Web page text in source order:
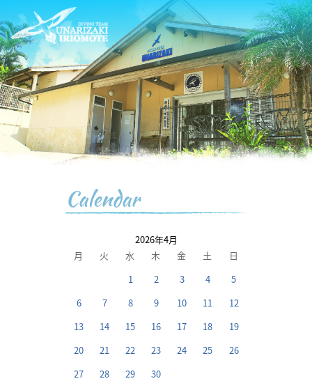
Calendar
2026年4月
月
火 水 木 金 土 日
1 2 3 4
5
6
7 8 9 10 11
12
13
14 15 16 17 18
19
20
21 22 23 24 25
26
27
28 29 30